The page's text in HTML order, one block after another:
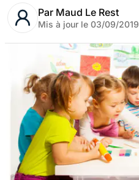
Par Maud Le Rest
Mis à jour le 03/09/2019